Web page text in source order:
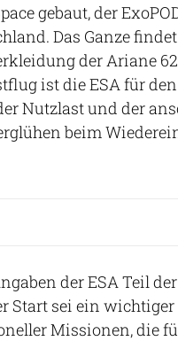
gebaut, der
Das Ganze
der Ariane
ist die ESA für
Nutzlast und der
beim
der ESA Teil
Start sei ein
Missionen, die